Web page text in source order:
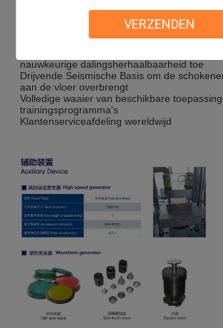
VERZENDEN
Het gesmede ontwerp van de aluminiumlijst
van de hoge impulsen van de
Versnellingsuitrusting om de prestaties van de
snelheidsverandering te verhogen
Laat het elektrisch hijstoestel opheffende
nauwkeurige dalingsherhaalbaarheid toe
Drijvende Seismische Basis om de
aan de vloer overbrengt
Volledige waaier van beschikbare
trainingsprogramma's
Klantenserviceafdeling wereldwijd